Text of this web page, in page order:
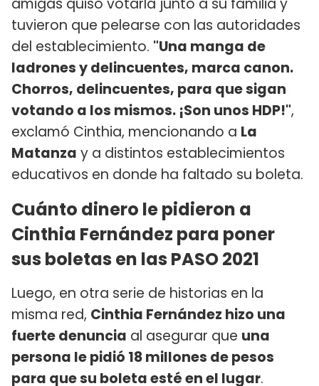
amigas quiso votarla junto a su familia y
tuvieron que pelearse con las autoridades
del establecimiento. "Una manga de
ladrones y delincuentes, marca canon.
Chorros, delincuentes, para que sigan
votando a los mismos. ¡Son unos HDP!",
exclamó Cinthia, mencionando a La
Matanza y a distintos establecimientos
educativos en donde ha faltado su boleta.
Cuánto dinero le pidieron a
Cinthia Fernández para poner
sus boletas en las PASO 2021
Luego, en otra serie de historias en la
misma red, Cinthia Fernández hizo una
fuerte denuncia al asegurar que una
persona le pidió 18 millones de pesos
para que su boleta esté en el lugar.